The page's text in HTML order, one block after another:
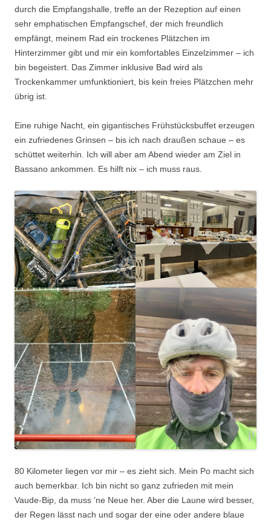
durch die Empfangshalle, treffe an der Rezeption auf einen
sehr emphatischen Empfangschef, der mich freundlich
empfängt, meinem Rad ein trockenes Plätzchen im
Hinterzimmer gibt und mir ein komfortables Einzelzimmer – ich
bin begeistert. Das Zimmer inklusive Bad wird als
Trockenkammer umfunktioniert, bis kein freies Plätzchen mehr
übrig ist.
Eine ruhige Nacht, ein gigantisches Frühstücksbuffet erzeugen
ein zufriedenes Grinsen – bis ich nach draußen schaue – es
schüttet weiterhin. Ich will aber am Abend wieder am Ziel in
Bassano ankommen. Es hilft nix – ich muss raus.
80 Kilometer liegen vor mir – es zieht sich. Mein Po macht sich
auch bemerkbar. Ich bin nicht so ganz zufrieden mit mein
Vaude-Bip, da muss ’ne Neue her. Aber die Laune wird besser,
der Regen lässt nach und sogar der eine oder andere blaue